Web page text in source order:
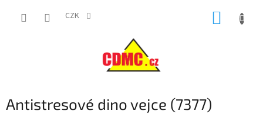
CZK
Antistresové dino vejce (7377)